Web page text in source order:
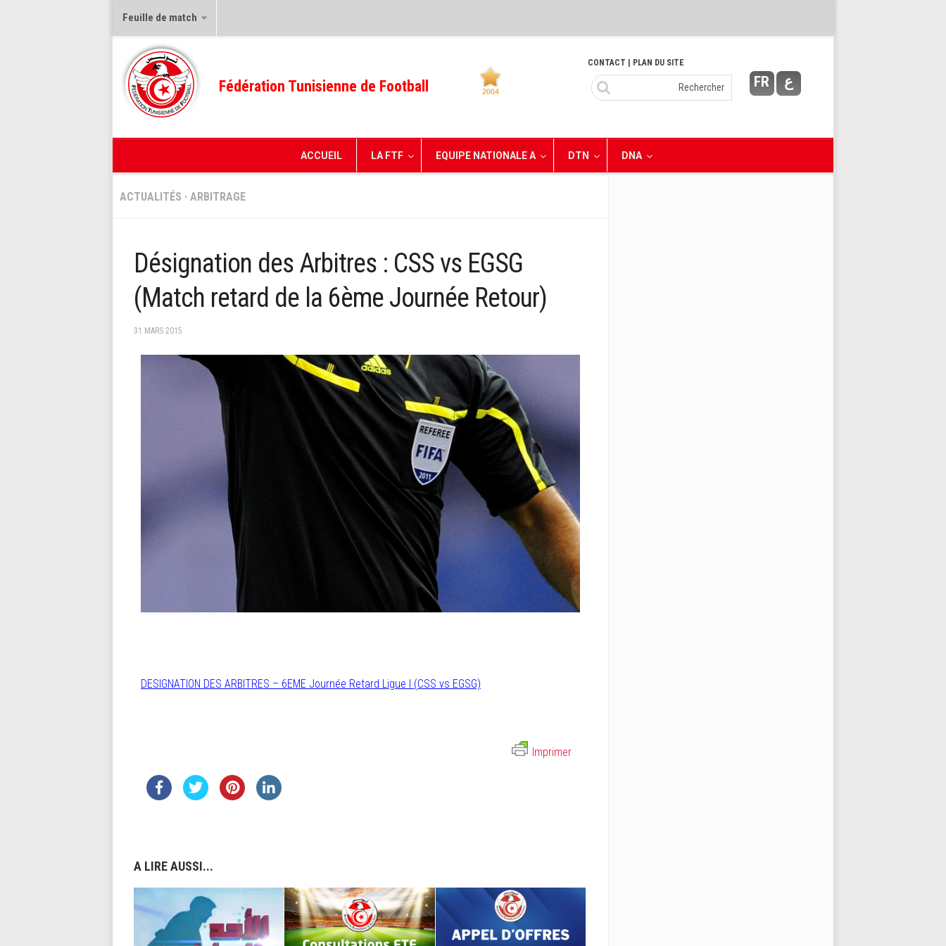
Feuille de match
Fédération Tunisienne de Football FR ع
CONTACT | PLAN DU SITE
ACCUEIL LA FTF EQUIPE NATIONALE A DTN DNA
ACTUALITÉS · ARBITRAGE
Désignation des Arbitres : CSS vs EGSG
(Match retard de la 6ème Journée Retour)
31 MARS 2015
DESIGNATION DES ARBITRES – 6EME Journée Retard Ligue I (CSS vs EGSG)
Imprimer
A LIRE AUSSI...